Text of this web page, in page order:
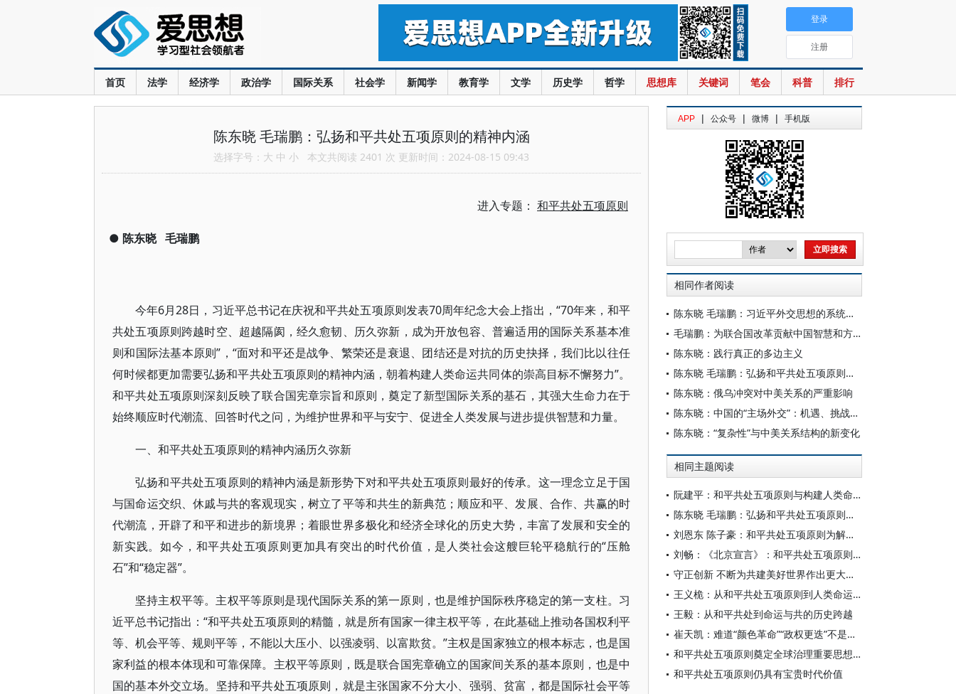
首页 法学 经济学 政治学 国际关系 社会学 新闻学 教育学 文学 历史学 哲学 思想库 关键词 笔会 科普 排行
登录
注册
陈东晓 毛瑞鹏：弘扬和平共处五项原则的精神内涵
选择字号： 大 中 小 本文共阅读 2401 次 更新时间：2024-08-15 09:43
进入专题： 和平共处五项原则
● 陈东晓 毛瑞鹏
今年6月28日，习近平总书记在庆祝和平共处五项原则发表70周年纪念大会上指出，“70年来，和平
共处五项原则跨越时空、超越隔阂，经久愈韧、历久弥新，成为开放包容、普遍适用的国际关系基本准
则和国际法基本原则”，“面对和平还是战争、繁荣还是衰退、团结还是对抗的历史抉择，我们比以往任
何时候都更加需要弘扬和平共处五项原则的精神内涵，朝着构建人类命运共同体的崇高目标不懈努力”。
和平共处五项原则深刻反映了联合国宪章宗旨和原则，奠定了新型国际关系的基石，其强大生命力在于
始终顺应时代潮流、回答时代之问，为维护世界和平与安宁、促进全人类发展与进步提供智慧和力量。
一、和平共处五项原则的精神内涵历久弥新
弘扬和平共处五项原则的精神内涵是新形势下对和平共处五项原则最好的传承。这一理念立足于国
与国命运交织、休戚与共的客观现实，树立了平等和共生的新典范；顺应和平、发展、合作、共赢的时
代潮流，开辟了和平和进步的新境界；着眼世界多极化和经济全球化的历史大势，丰富了发展和安全的
新实践。如今，和平共处五项原则更加具有突出的时代价值，是人类社会这艘巨轮平稳航行的“压舱
石”和“稳定器”。
坚持主权平等。主权平等原则是现代国际关系的第一原则，也是维护国际秩序稳定的第一支柱。习
近平总书记指出：“和平共处五项原则的精髓，就是所有国家一律主权平等，在此基础上推动各国权利平
等、机会平等、规则平等，不能以大压小、以强凌弱、以富欺贫。”主权是国家独立的根本标志，也是国
家利益的根本体现和可靠保障。主权平等原则，既是联合国宪章确立的国家间关系的基本原则，也是中
国的基本外交立场。坚持和平共处五项原则，就是主张国家不分大小、强弱、贫富，都是国际社会平等
APP | 公众号 | 微博 | 手机版
相同作者阅读
陈东晓 毛瑞鹏：习近平外交思想的系统阐释
毛瑞鹏：为联合国改革贡献中国智慧和方案
陈东晓：践行真正的多边主义
陈东晓 毛瑞鹏：弘扬和平共处五项原则的精神内涵
陈东晓：俄乌冲突对中美关系的严重影响
陈东晓：中国的“主场外交”：机遇、挑战和任务
陈东晓：“复杂性”与中美关系结构的新变化
相同主题阅读
阮建平：和平共处五项原则与构建人类命运共同体一脉相承
陈东晓 毛瑞鹏：弘扬和平共处五项原则的精神内涵
刘恩东 陈子豪：和平共处五项原则为解决国际争端开辟崭新道路
刘畅：《北京宣言》：和平共处五项原则精神在中东的创新性实践
守正创新 不断为共建美好世界作出更大贡献——纪念和平共处五项原则发表70周年
王义桅：从和平共处五项原则到人类命运共同体：中国外交理念的时代演进
王毅：从和平共处到命运与共的历史跨越
崔天凯：难道“颜色革命”“政权更迭”不是侵犯主权吗？
和平共处五项原则奠定全球治理重要思想基础
和平共处五项原则仍具有宝贵时代价值